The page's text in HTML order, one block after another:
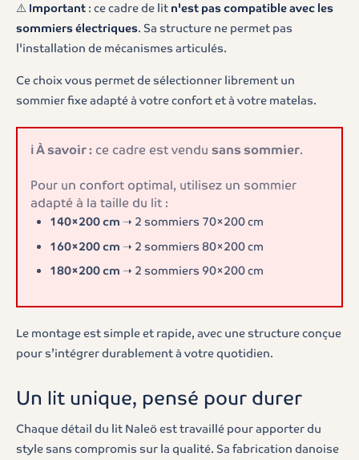
⚠️ Important: ce cadre de lit n'est pas compatible avec les
sommiers électriques. Sa structure ne permet pas
l'installation de mécanismes articulés.
Ce choix vous permet de sélectionner librement un
sommier fixe adapté à votre confort et à votre matelas.
ℹ️ À savoir :ce cadre est vendu sans sommier.
Pour un confort optimal, utilisez un sommier
adapté à la taille du lit :
140×200 cm ➝ 2 sommiers 70×200 cm
160×200 cm ➝ 2 sommiers 80×200 cm
180×200 cm ➝ 2 sommiers 90×200 cm
Le montage est simple et rapide, avec une structure conçue
pour s’intégrer durablement à votre quotidien.
Un lit unique, pensé pour durer
Chaque détail du lit Naleö est travaillé pour apporter du
style sans compromis sur la qualité. Sa fabrication danoise